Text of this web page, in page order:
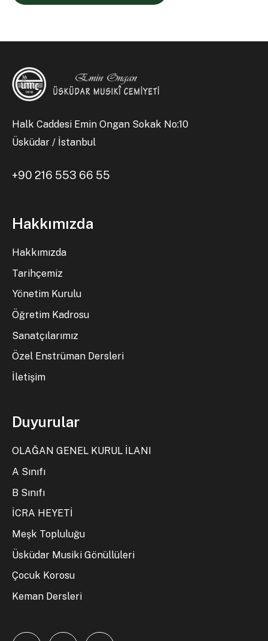
Halk Caddesi Emin Ongan Sokak No:10
Üsküdar / İstanbul
+90 216 553 66 55
Hakkımızda
Hakkımızda
Tarihçemiz
Yönetim Kurulu
Öğretim Kadrosu
Sanatçılarımız
Özel Enstrüman Dersleri
İletişim
Duyurular
OLAĞAN GENEL KURUL İLANI
A Sınıfı
B Sınıfı
İCRA HEYETİ
Meşk Topluluğu
Üsküdar Musiki Gönüllüleri
Çocuk Korosu
Keman Dersleri